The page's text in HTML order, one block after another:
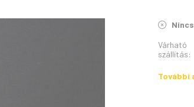
Várható
szállítás:
További